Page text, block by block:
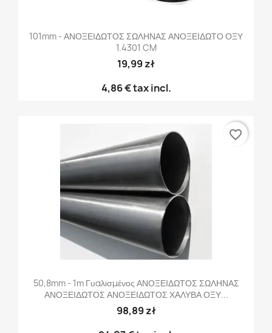
101mm - ΑΝΟΞΕΙΔΩΤΟΣ ΣΩΛΗΝΑΣ ΑΝΟΞΕΙΔΩΤΟ ΟΞΥ
1.4301 CM
19,99 zł
4,86 €tax incl.
50,8mm - 1m Γυαλισμένος ΑΝΟΞΕΙΔΩΤΟΣ ΣΩΛΗΝΑΣ
ΑΝΟΞΕΙΔΩΤΟΣ ΑΝΟΞΕΙΔΩΤΟΣ ΧΑΛΥΒΑ ΟΞΥ...
98,89 zł
favorite_border